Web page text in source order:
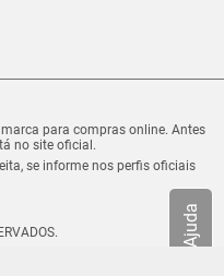
Ajuda
para compras online. Antes
no site oficial.
se informe nos perfis oficiais